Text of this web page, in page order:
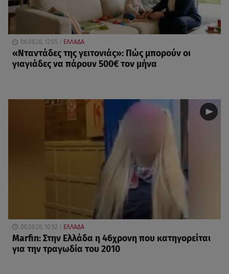
06.08.26, 12:05 ΕΛΛΑΔΑ
«Νταντάδες της γειτονιάς»: Πώς μπορούν οι
γιαγιάδες να πάρουν 500€ τον μήνα
06.08.26, 10:52 ΕΛΛΑΔΑ
Marfin: Στην Ελλάδα η 46χρονη που κατηγορείται
για την τραγωδία του 2010